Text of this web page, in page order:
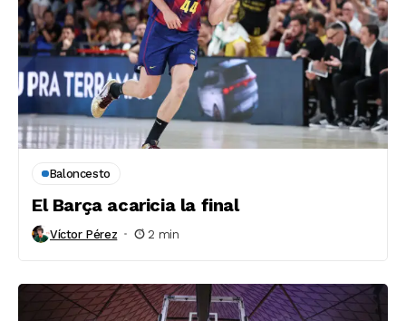
Baloncesto
El Barça acaricia la final
Víctor Pérez 2 min